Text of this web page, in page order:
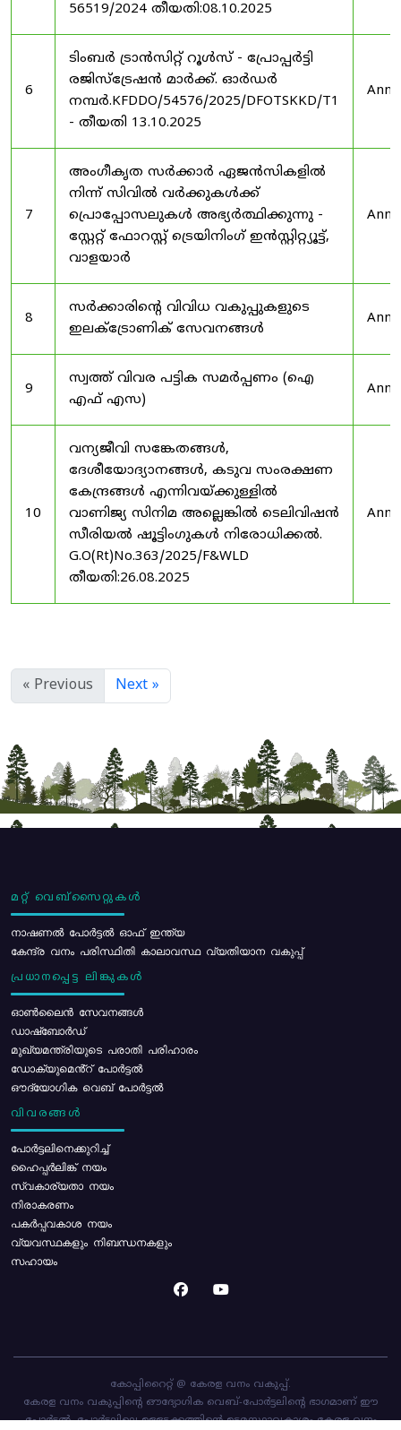
56519/2024 തീയതി:08.10.2025
6
ടിംബർ ട്രാൻസിറ്റ് റൂൾസ് - പ്രോപ്പർട്ടി
രജിസ്ട്രേഷൻ മാർക്ക്. ഓർഡർ
നമ്പർ.KFDDO/54576/2025/DFOTSKKD/T1
- തീയതി 13.10.2025
7
അംഗീകൃത സർക്കാർ ഏജൻസികളിൽ
നിന്ന് സിവിൽ വർക്കുകൾക്ക്
പ്രൊപ്പോസലുകൾ അഭ്യർത്ഥിക്കുന്നു -
സ്റ്റേറ്റ് ഫോറസ്റ്റ് ട്രെയിനിംഗ് ഇൻസ്റ്റിറ്റ്യൂട്ട്,
വാളയാർ
8
സർക്കാരിന്റെ വിവിധ വകുപ്പുകളുടെ
ഇലക്ട്രോണിക് സേവനങ്ങൾ
9
സ്വത്ത് വിവര പട്ടിക സമർപ്പണം (ഐ
എഫ് എസ)
10
വന്യജീവി സങ്കേതങ്ങൾ,
ദേശീയോദ്യാനങ്ങൾ, കടുവ സംരക്ഷണ
കേന്ദ്രങ്ങൾ എന്നിവയ്ക്കുള്ളിൽ
വാണിജ്യ സിനിമ അല്ലെങ്കിൽ ടെലിവിഷൻ
സീരിയൽ ഷൂട്ടിംഗുകൾ നിരോധിക്കൽ.
G.O(Rt)No.363/2025/F&WLD
തീയതി:26.08.2025
« Previous Next »
മറ്റ് വെബ്സൈറ്റുകൾ
നാഷണൽ പോർട്ടൽ ഓഫ് ഇന്ത്യ
കേന്ദ്ര വനം പരിസ്ഥിതി കാലാവസ്ഥ വ്യതിയാന വകുപ്പ്
പ്രധാനപ്പെട്ട ലിങ്കുകൾ
ഓൺലൈൻ സേവനങ്ങൾ
ഡാഷ്ബോർഡ്
മുഖ്യമന്ത്രിയുടെ പരാതി പരിഹാരം
ഡോക്യുമെൻ്റ് പോർട്ടൽ
ഔദ്യോഗിക വെബ് പോർട്ടൽ
വിവരങ്ങൾ
പോര്‍ട്ടലിനെക്കുറിച്ച്
ഹൈപ്പർലിങ്ക് നയം
സ്വകാര്യതാ നയം
നിരാകരണം
പകർപ്പവകാശ നയം
വ്യവസ്ഥകളും നിബന്ധനകളും
സഹായം
കോപ്പിറൈറ്റ് @ കേരള വനം വകുപ്പ്.
കേരള വനം വകുപ്പിന്റെ ഔദ്യോഗിക വെബ്-പോർട്ടലിന്റെ ഭാഗമാണ് ഈ
പോർട്ടൽ. പോർട്ടലിലെ ഉള്ളടക്കത്തിന്റെ ഉടമസ്ഥാവകാശം കേരള വനം